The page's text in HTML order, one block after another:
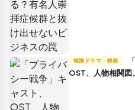
韓国ドラマ・映画
OST、人物相関図